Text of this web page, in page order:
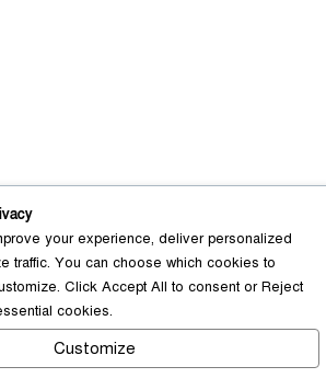
ঠিকাদারের গাফিলতি নাকি তদারকির অভাব
০২ আগস্ট ২০২৬
নারায়ণগঞ্জে জাতীয় যুব শক্তির নতুন কমিটি,
your experience, deliver personalized
traffic. You can choose which cookies to
. Click Accept All to consent orReject
cookies.
Customize